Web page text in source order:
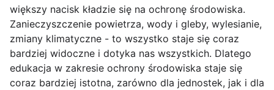
większy nacisk kładzie się na ochronę środowiska.
Zanieczyszczenie powietrza, wody i gleby, wylesianie,
zmiany klimatyczne - to wszystko staje się coraz
bardziej widoczne i dotyka nas wszystkich. Dlatego
edukacja w zakresie ochrony środowiska staje się
coraz bardziej istotna, zarówno dla jednostek, jak i dla